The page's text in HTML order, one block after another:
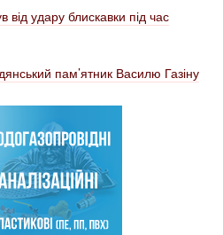
від удару блискавки під час
пам’ятник Василю Газіну